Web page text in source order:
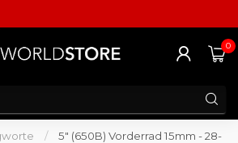
0
/
5" (650B) Vorderrad 15mm - 28-